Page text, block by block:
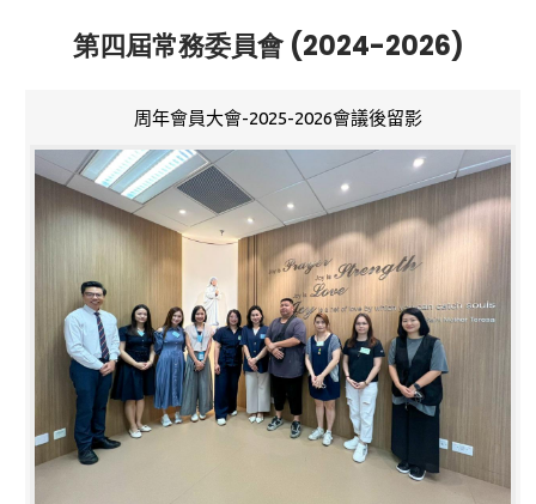
第四屆常務委員會 (2024-2026)
周年會員大會-2025-2026會議後留影